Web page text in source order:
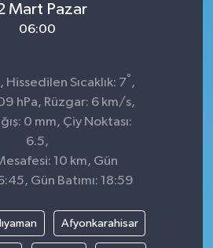
Mart Pazar
06:00
Hissedilen Sıcaklık: 7° ,
hPa, Rüzgar: 6 km/s,
0 mm, Çiy Noktası:
6.5,
10 km, Gün
Gün Batımı: 18:59
Afyonkarahisar